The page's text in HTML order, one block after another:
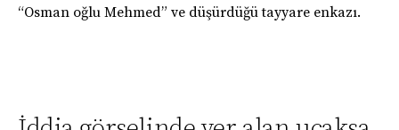
“Osman oğlu Mehmed” ve düşürdüğü tayyare enkazı.